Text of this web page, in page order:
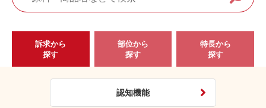
訴求から
探す
部位から
探す
特長から
探す
認知機能